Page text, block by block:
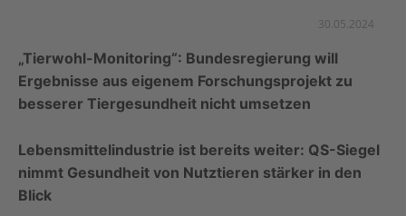
30.05.2024
„Tierwohl-Monitoring“: Bundesregierung will
Ergebnisse aus eigenem Forschungsprojekt zu
besserer Tiergesundheit nicht umsetzen
Lebensmittelindustrie ist bereits weiter: QS-Siegel
nimmt Gesundheit von Nutztieren stärker in den
Blick